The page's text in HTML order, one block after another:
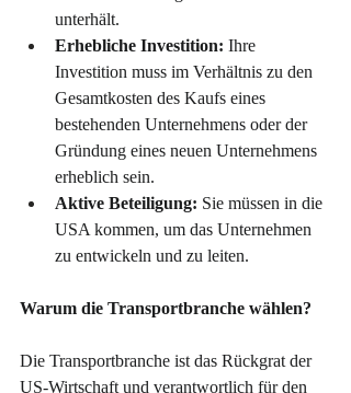
unterhält.
Erhebliche Investition: Ihre
Investition muss im Verhältnis zu den
Gesamtkosten des Kaufs eines
bestehenden Unternehmens oder der
Gründung eines neuen Unternehmens
erheblich sein.
Aktive Beteiligung: Sie müssen in die
USA kommen, um das Unternehmen
zu entwickeln und zu leiten.
Warum die Transportbranche wählen?
Die Transportbranche ist das Rückgrat der
US-Wirtschaft und verantwortlich für den